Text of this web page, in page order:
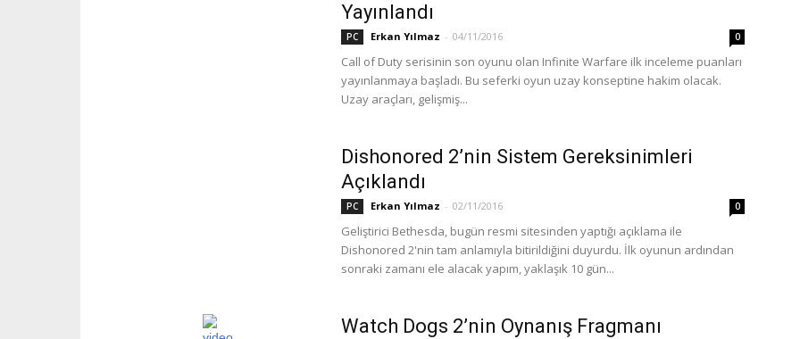
Yayınlandı
PC Erkan Yılmaz - 04/11/2016 0
Call of Duty serisinin son oyunu olan Infinite Warfare ilk inceleme puanları
yayınlanmaya başladı. Bu seferki oyun uzay konseptine hakim olacak.
Uzay araçları, gelişmiş...
Dishonored 2’nin Sistem Gereksinimleri
Açıklandı
PC Erkan Yılmaz - 02/11/2016 0
Geliştirici Bethesda, bugün resmi sitesinden yaptığı açıklama ile
Dishonored 2'nin tam anlamıyla bitirildiğini duyurdu. İlk oyunun ardından
sonraki zamanı ele alacak yapım, yaklaşık 10 gün...
Watch Dogs 2’nin Oynanış Fragmanı